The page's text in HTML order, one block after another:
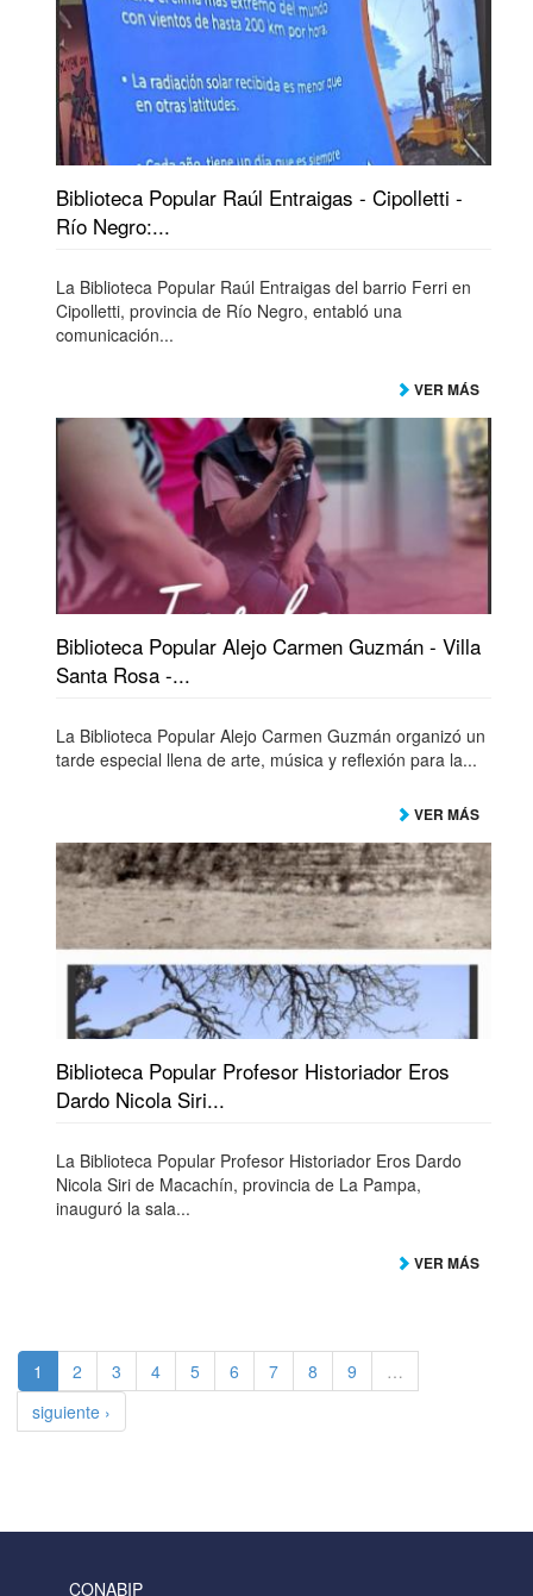
Biblioteca Popular Raúl Entraigas - Cipolletti -
Río Negro:...
La Biblioteca Popular Raúl Entraigas del barrio Ferri en
Cipolletti, provincia de Río Negro, entabló una
comunicación...
VER MÁS
Biblioteca Popular Alejo Carmen Guzmán - Villa
Santa Rosa -...
La Biblioteca Popular Alejo Carmen Guzmán organizó un
tarde especial llena de arte, música y reflexión para la...
VER MÁS
Biblioteca Popular Profesor Historiador Eros
Dardo Nicola Siri...
La Biblioteca Popular Profesor Historiador Eros Dardo
Nicola Siri de Macachín, provincia de La Pampa,
inauguró la sala...
VER MÁS
1 2 3 4 5 6 7 8 9
…
siguiente ›
CONABIP